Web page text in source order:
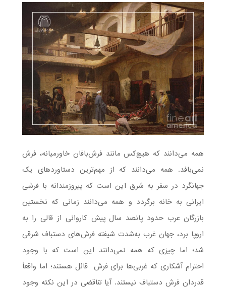
همه می‌دانند که هیچ‌کس مانند فرش‌بافان خاورمیانه، فرش
نمی‌بافد. همه می‌دانند که از مهم‌ترین دستاوردهای یک
جهانگرد در سفر به شرق این است که پیروزمندانه با فرشی
ایرانی به خانه برگردد و همه می‌دانند زمانی که نخستین
بازرگان عرب حدود پانصد سال پیش کاروانی از قالی را به
اروپا برد، جهان غرب به‌شدت شیفته فرش‌های دستباف شرقی
شد؛ اما چیزی که همه نمی‌دانند این است که با وجود
احترام آشکاری که غربی‌ها برای فرش قائل هستند؛ اما واقعاً
قدردان فرش دستباف نیستند. آیا تناقضی در این نکته وجود